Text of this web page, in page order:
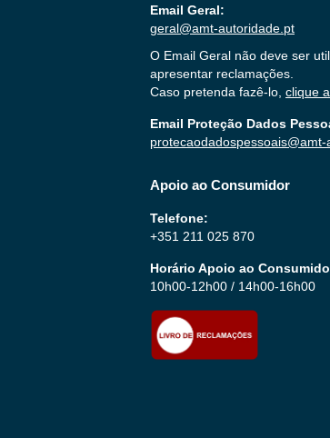
Email Geral:
geral@amt-autoridade.pt
O Email Geral não deve ser
apresentar reclamações.
Caso pretenda fazê-lo, clique
Email Proteção Dados
Apoio ao Consumidor
Telefone:
+351 211 025 870
Horário Apoio ao
10h00-12h00 / 14h00-16h00